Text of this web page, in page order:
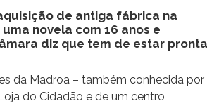
de antiga fábrica na
novela com 16 anos e
diz que tem de estar pronta
da Madroa – também conhecida por
do Cidadão e de um centro